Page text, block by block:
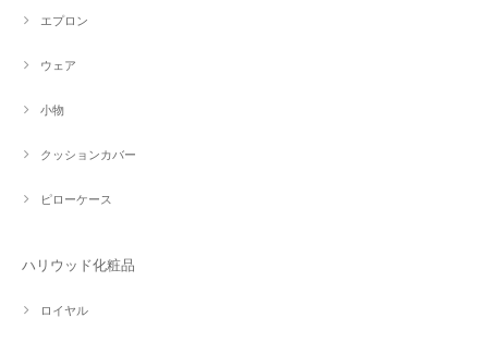
エプロン
ウェア
小物
クッションカバー
ピローケース
ハリウッド化粧品
ロイヤル